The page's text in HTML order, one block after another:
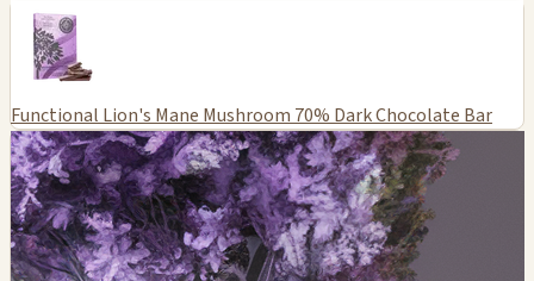
Functional Lion's Mane Mushroom 70% Dark Chocolate Bar